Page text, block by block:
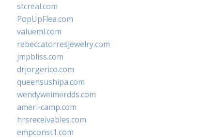
stcreal.com
PopUpFlea.com
valueml.com
rebeccatorresjewelry.com
jmpbliss.com
drjorgerico.com
queensushipa.com
wendyweimerdds.com
ameri-camp.com
hrsreceivables.com
empconst1.com